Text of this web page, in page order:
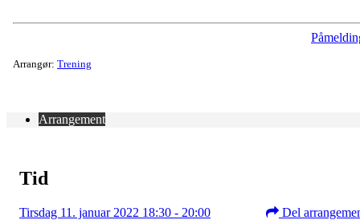
Arrangør: Trening
Arrangement
Tid
Tirsdag 11. januar 2022 18:30 - 20:00 Del